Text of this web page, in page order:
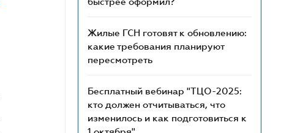
Жилые ГСН готовят к обновлению:
какие требования планируют
пересмотреть
Бесплатный вебинар "ТЦО-2025:
кто должен отчитываться, что
изменилось и как подготовиться к